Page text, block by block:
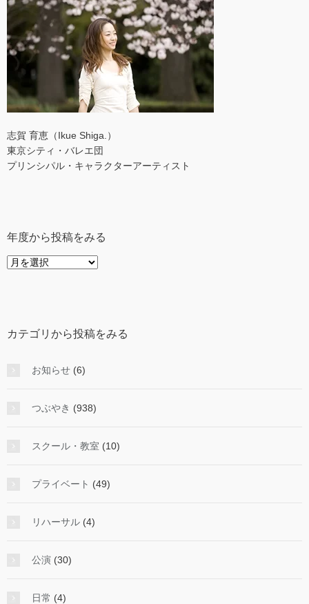
志賀 育恵（Ikue Shiga.）
東京シティ・バレエ団
プリンシパル・キャラクターアーティスト
年度から投稿をみる
年
稿
み
カテゴリから投稿をみる
お知らせ (6)
つぶやき (938)
スクール・教室 (10)
プライベート (49)
リハーサル (4)
公演 (30)
日常 (4)